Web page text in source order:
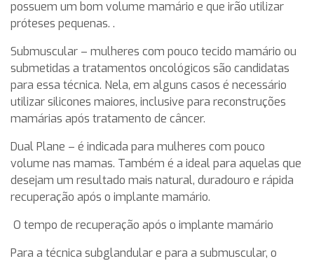
possuem um bom volume mamário e que irão utilizar
próteses pequenas. .
Submuscular – mulheres com pouco tecido mamário ou
submetidas a tratamentos oncológicos são candidatas
para essa técnica. Nela, em alguns casos é necessário
utilizar silicones maiores, inclusive para reconstruções
mamárias após tratamento de câncer.
Dual Plane – é indicada para mulheres com pouco
volume nas mamas. Também é a ideal para aquelas que
desejam um resultado mais natural, duradouro e rápida
recuperação após o implante mamário.
O tempo de recuperação após o implante mamário
Para a técnica subglandular e para a submuscular, o